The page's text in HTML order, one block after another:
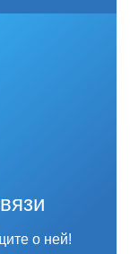
о ней!